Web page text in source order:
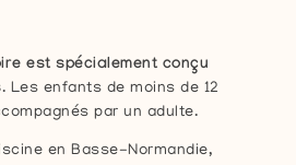
est spécialement conçu
. Les enfants de moins de 12
par un adulte.
en Basse-Normandie,